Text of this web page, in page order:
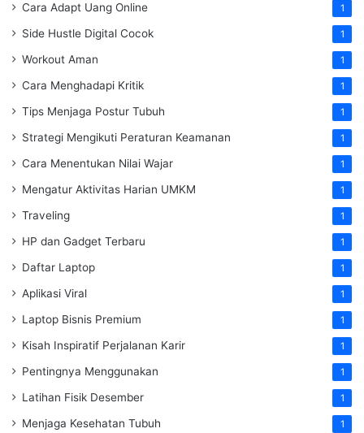
Cara Adapt Uang Online 1
Side Hustle Digital Cocok 1
Workout Aman 1
Cara Menghadapi Kritik 1
Tips Menjaga Postur Tubuh 1
Strategi Mengikuti Peraturan Keamanan 1
Cara Menentukan Nilai Wajar 1
Mengatur Aktivitas Harian UMKM 1
Traveling 1
HP dan Gadget Terbaru 1
Daftar Laptop 1
Aplikasi Viral 1
Laptop Bisnis Premium 1
Kisah Inspiratif Perjalanan Karir 1
Pentingnya Menggunakan 1
Latihan Fisik Desember 1
Menjaga Kesehatan Tubuh 1